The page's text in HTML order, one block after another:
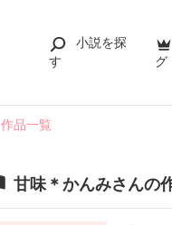
小説を探
す
グ
作品一覧
甘味＊かんみさんの